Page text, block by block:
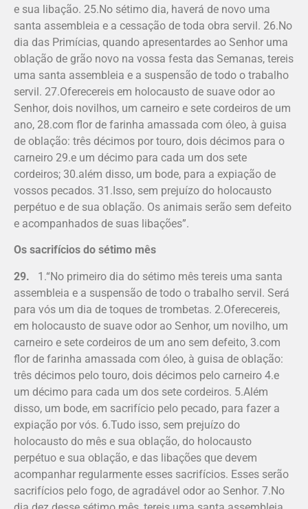
e sua libação. 25.No sétimo dia, haverá de novo uma
santa assembleia e a cessação de toda obra servil. 26.No
dia das Primícias, quando apre­sentardes ao Senhor uma
oblação de grão novo na vossa festa das Semanas, tereis
uma santa assembleia e a suspensão de todo o trabalho
servil. 27.Oferece­reis em holocausto de suave odor ao
Senhor, dois novilhos, um carneiro e sete cordeiros de um
ano, 28.com flor de farinha amassada com óleo, à guisa
de oblação: três décimos por touro, dois décimos para o
carneiro 29.e um décimo para cada um dos sete
cordeiros; 30.além disso, um bode, para a expiação de
vossos pecados. 31.Isso, sem prejuí­zo do holocausto
perpétuo e de sua oblação. Os animais serão sem defeito
e acompanhados de suas libações”.
Os sacrifícios do sétimo mês
29. 1.“No primeiro dia do sétimo mês tereis uma santa
assembleia e a suspensão de todo o trabalho servil. Será
para vós um dia de toques de trombetas. 2.Oferecereis,
em holocausto de suave odor ao Senhor, um novilho, um
carneiro e sete cordeiros de um ano sem defeito, 3.com
flor de farinha amassada com óleo, à guisa de oblação:
três décimos pelo touro, dois décimos pelo carneiro 4.e
um décimo para cada um dos sete cordeiros. 5.Além
disso, um bode, em sacrifício pelo pecado, para fazer a
expiação por vós. 6.Tudo isso, sem prejuízo do
holocausto do mês e sua oblação, do holocausto
perpétuo e sua oblação, e das libações que devem
acompanhar regularmente esses sacrifícios. Esses serão
sacrifícios pelo fogo, de agradável odor ao Senhor. 7.No